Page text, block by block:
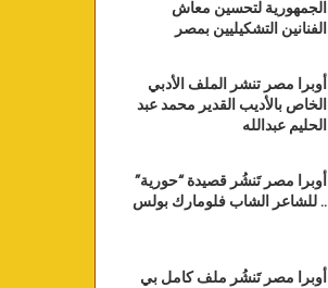
الجمهورية لتحسين معاش
الفنانين التشكيليين بمصر
أوبرا مصر تنشر الملف الأدبي
الخاص بالأديب القدير محمد عبد
الحليم عبدالله
أوبرا مصر تَنشُر قصيدة “حورية”
.. للشاعر الشاب فلومارك بولس
أوبرا مصر تَنشُر ملف كامل بي